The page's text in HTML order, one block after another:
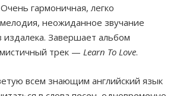
гармоничная, легко
неожиданное звучание
издалека. Завершает альбом
трек — Learn To Love.
всем знающим английский язык